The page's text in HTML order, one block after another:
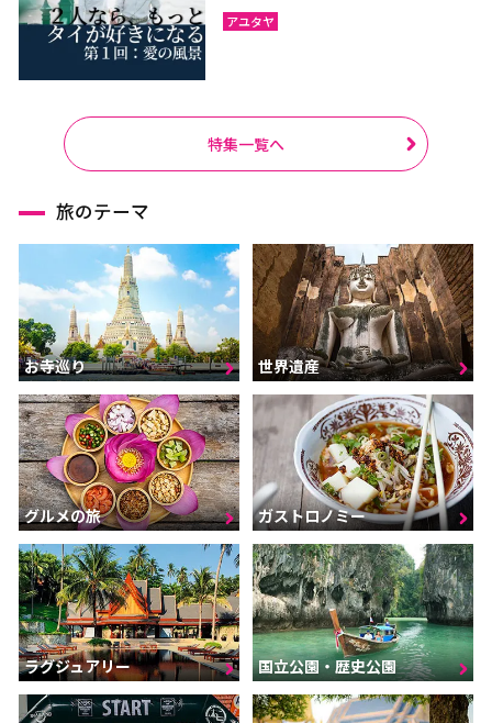
アユタヤ
特集一覧へ
旅のテーマ
お寺巡り 世界遺産
グルメの旅 ガストロノミー
ラグジュアリー 国立公園・歴史公園